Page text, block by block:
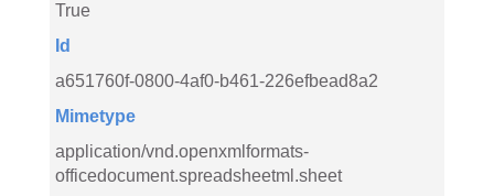
True
Id
a651760f-0800-4af0-b461-226efbead8a2
Mimetype
application/vnd.openxmlformats-
officedocument.spreadsheetml.sheet